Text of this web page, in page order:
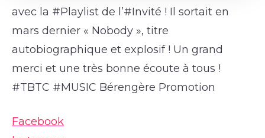
avec la #Playlist de l’#Invité ! Il sortait en
mars dernier « Nobody », titre
autobiographique et explosif ! Un grand
merci et une très bonne écoute à tous !
#TBTC #MUSIC Bérengère Promotion
Facebook